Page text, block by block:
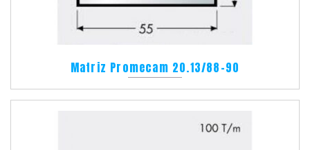
Matriz Promecam 20.13/88-90